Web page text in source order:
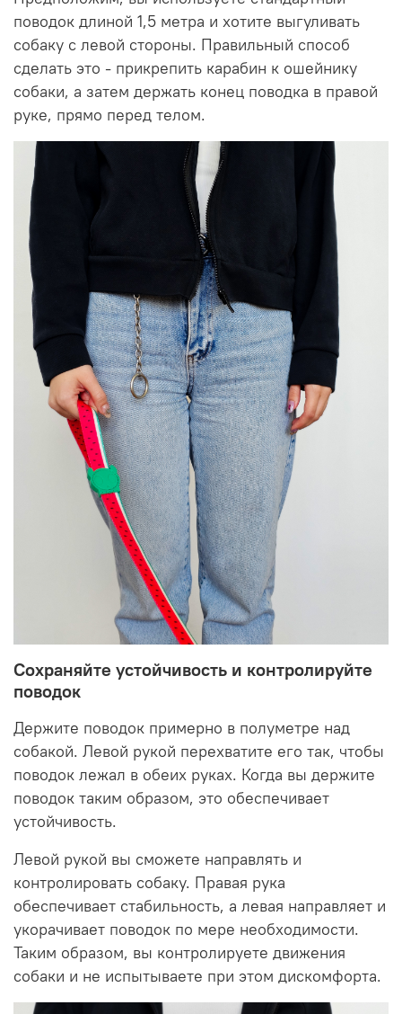
поводок длиной 1,5 метра и хотите выгуливать
собаку с левой стороны. Правильный способ
сделать это - прикрепить карабин к ошейнику
собаки, а затем держать конец поводка в правой
руке, прямо перед телом.
Сохраняйте устойчивость и контролируйте
поводок
Держите поводок примерно в полуметре над
собакой. Левой рукой перехватите его так, чтобы
поводок лежал в обеих руках. Когда вы держите
поводок таким образом, это обеспечивает
устойчивость.
Левой рукой вы сможете направлять и
контролировать собаку. Правая рука
обеспечивает стабильность, а левая направляет и
укорачивает поводок по мере необходимости.
Таким образом, вы контролируете движения
собаки и не испытываете при этом дискомфорта.